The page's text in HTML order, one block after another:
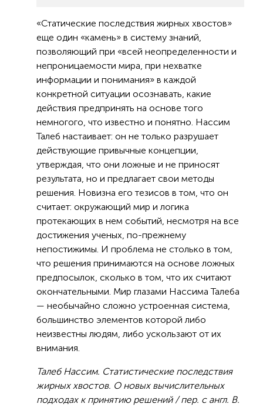
«Статические последствия жирных хвостов»
еще один «камень» в систему знаний,
позволяющий при «всей неопределенности и
непроницаемости мира, при нехватке
информации и понимания» в каждой
конкретной ситуации осознавать, какие
действия предпринять на основе того
немногого, что известно и понятно. Нассим
Талеб настаивает: он не только разрушает
действующие привычные концепции,
утверждая, что они ложные и не приносят
результата, но и предлагает свои методы
решения. Новизна его тезисов в том, что он
считает: окружающий мир и логика
протекающих в нем событий, несмотря на все
достижения ученых, по-прежнему
непостижимы. И проблема не столько в том,
что решения принимаются на основе ложных
предпосылок, сколько в том, что их считают
окончательными. Мир глазами Нассима Талеба
— необычайно сложно устроенная система,
большинство элементов которой либо
неизвестны людям, либо ускользают от их
внимания.
Талеб Нассим. Статистические последствия
жирных хвостов. О новых вычислительных
подходах к принятию решений / пер. с англ. В.